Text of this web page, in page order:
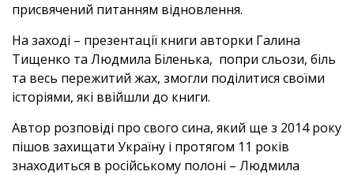
присвячений питанням відновлення.
На заході – презентації книги авторки Галина
Тищенко та Людмила Біленька, попри сльози, біль
та весь пережитий жах, змогли поділитися своїми
історіями, які ввійшли до книги.
Автор розповіді про свого сина, який ще з 2014 року
пішов захищати Україну і протягом 11 років
знаходиться в російському полоні – Людмила